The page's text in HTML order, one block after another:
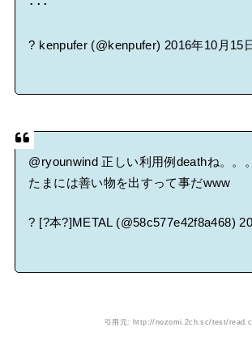
･･･
? kenpufer (@kenpufer) 2016年10月15
@ryounwind 正しい利用例deathね。。
たまには善い物を出すって事だwww
? [?本?]METAL (@58c577e42f8a468)
引用元: http://nozomi.2ch.sc/test/